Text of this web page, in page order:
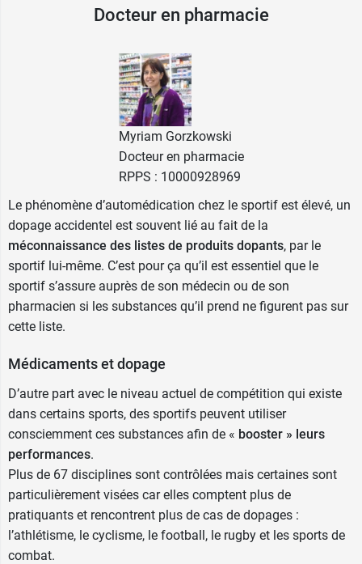
Il est intéressant de se référer à un calendrier
pollinique pour connaître les périodes les plus à
La durée d'utilisation varie entre
maximum.
N'hésitez pas à demander conseils à votre
pharmacien ou à consulter votre médecin en cas
Contre indications du spray nasal
Humex Rhume des foins rhinite
allergique
Le spray nasal Humex rhume des foins présente
des contre-indications. Il ne doit pas être utilisé
dans ces cas :
allergieà l'un de ses constituants que ce
ses excipients,
troubles de coagulation sanguine
notamment lessaignements de nez,
opération récente du nez
traumatisme du nez,
ulcération de la cloison nasale,
ulcère digestif,
infection bactérienne, par exemple, une
Docteur en pharmacie
Myriam Gorzkowski
Docteur en pharmacie
RPPS : 10000928969
Le phénomène d’automédication chez le sportif est élevé, un
dopage accidentel est souvent lié au fait de la
méconnaissance des listes de produits dopants, par le
sportif lui-même. C’est pour ça qu’il est essentiel que le
sportif s’assure auprès de son médecin ou de son
pharmacien si les substances qu’il prend ne figurent pas sur
cette liste.
Médicaments et dopage
D’autre part avec le niveau actuel de compétition qui existe
dans certains sports, des sportifs peuvent utiliser
consciemment ces substances afin de « booster » leurs
performances.
Plus de 67 disciplines sont contrôlées mais certaines sont
particulièrement visées car elles comptent plus de
pratiquants et rencontrent plus de cas de dopages :
l’athlétisme, le cyclisme, le football, le rugby et les sports de
combat.